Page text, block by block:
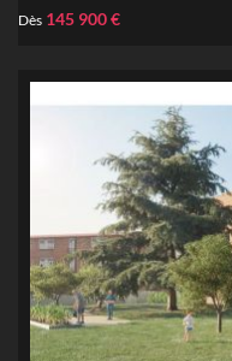
Dès 145 900 €